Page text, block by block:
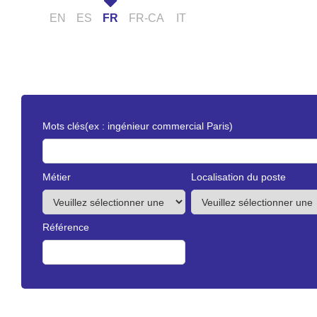
EN ES FR FR-CA IT
Mots clés(ex : ingénieur commercial Paris)
Métier Localisation du poste
Référence